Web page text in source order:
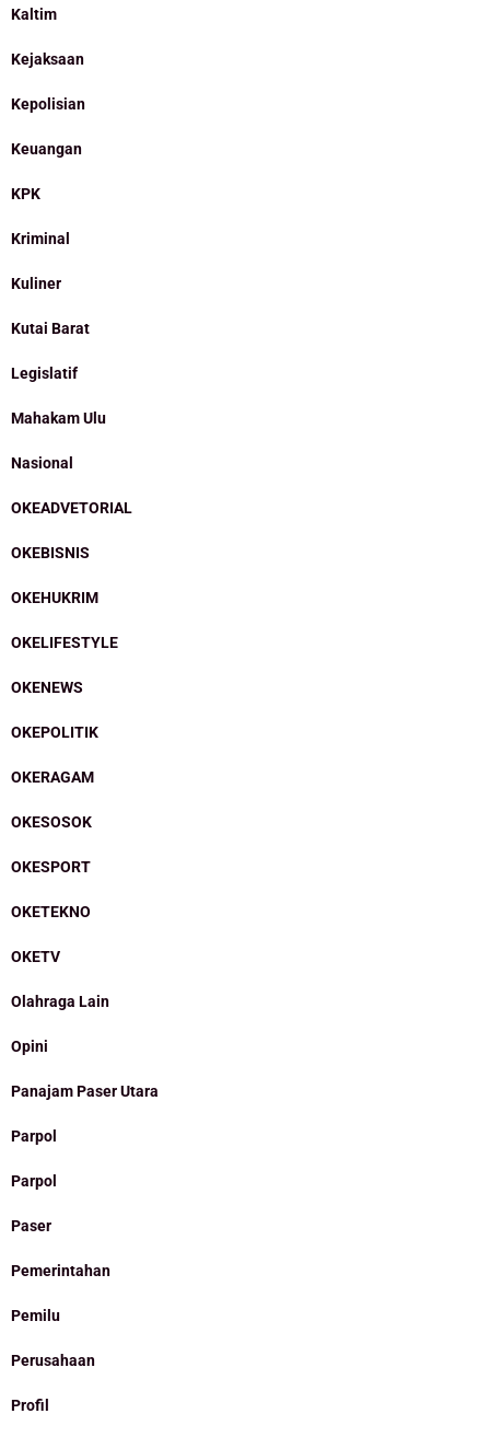
Kaltim
Kejaksaan
Kepolisian
Keuangan
KPK
Kriminal
Kuliner
Kutai Barat
Legislatif
Mahakam Ulu
Nasional
OKEADVETORIAL
OKEBISNIS
OKEHUKRIM
OKELIFESTYLE
OKENEWS
OKEPOLITIK
OKERAGAM
OKESOSOK
OKESPORT
OKETEKNO
OKETV
Olahraga Lain
Opini
Panajam Paser Utara
Parpol
Parpol
Paser
Pemerintahan
Pemilu
Perusahaan
Profil